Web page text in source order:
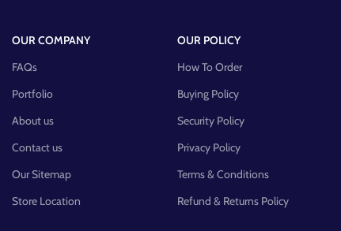
OUR COMPANY
FAQs
Portfolio
About us
Contact us
Our Sitemap
Store Location
OUR POLICY
How To Order
Buying Policy
Security Policy
Privacy Policy
Terms & Conditions
Refund & Returns Policy